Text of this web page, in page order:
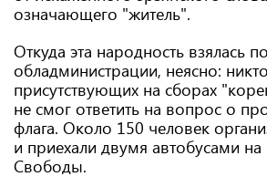
означающего "житель".
Откуда эта народность взялась
обладминистрации, неясно:
присутствующих на сборах
не смог ответить на вопрос о
флага. Около 150 человек
и приехали двумя автобусами
Свободы.